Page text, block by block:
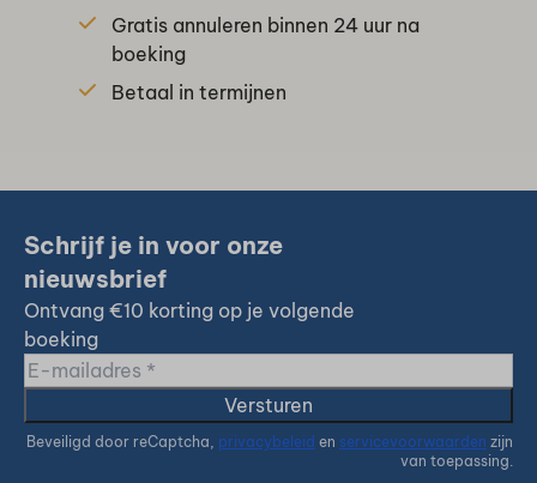
Gratis annuleren binnen 24 uur na
boeking
Betaal in termijnen
Schrijf je in voor onze
nieuwsbrief
Ontvang €10 korting op je volgende
boeking
Versturen
Beveiligd door reCaptcha, privacybeleid en servicevoorwaarden zijn
van toepassing.